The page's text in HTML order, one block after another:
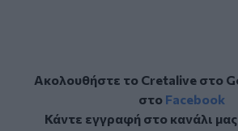
Ακολουθήστε το Cretalive στο
στο Facebook
Κάντε εγγραφή στο κανάλι